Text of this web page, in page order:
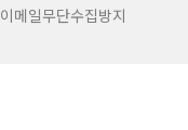
이메일무단수집방지